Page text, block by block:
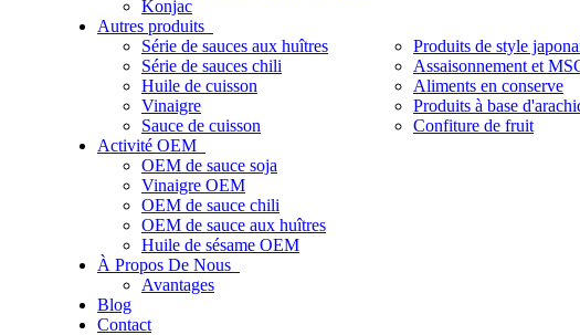
Konjac
Autres produits
Série de sauces aux huîtres
Série de sauces chili
Huile de cuisson
Vinaigre
Sauce de cuisson
Produits de style
Assaisonnement et
Aliments en conserve
Produits à base
Confiture de fruit
Activité OEM
OEM de sauce soja
Vinaigre OEM
OEM de sauce chili
OEM de sauce aux huîtres
Huile de sésame OEM
À Propos De Nous
Avantages
Blog
Contact